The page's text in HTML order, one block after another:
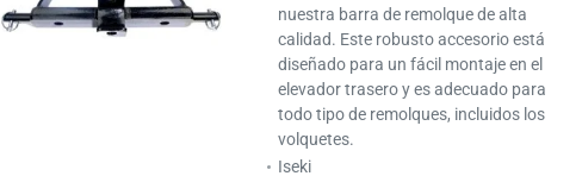
nuestra barra de remolque de alta
calidad. Este robusto accesorio está
diseñado para un fácil montaje en el
elevador trasero y es adecuado para
todo tipo de remolques, incluidos los
volquetes.
Iseki